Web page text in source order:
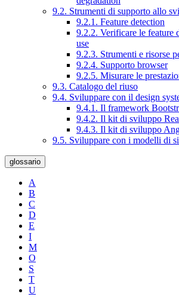
9.2. Strumenti di supporto allo
9.2.1. Feature detection
9.2.2. Verificare le feature
use
9.2.3. Strumenti e risorse
9.2.4. Supporto browser
9.2.5. Misurare le
9.3. Catalogo del riuso
9.4. Sviluppare con il design
9.4.1. Il framework
9.4.2. Il kit di sviluppo
9.4.3. Il kit di sviluppo
9.5. Sviluppare con i modelli di
glossario
A
B
C
D
E
I
M
O
S
T
U